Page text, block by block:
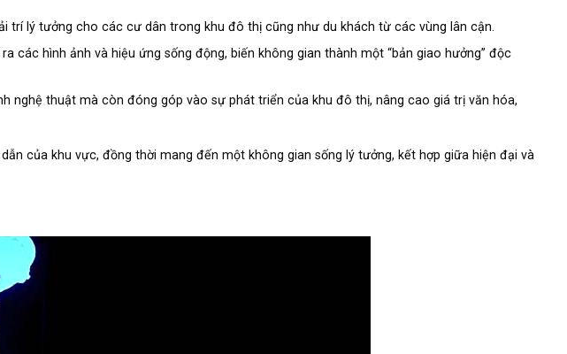
lý tưởng cho các cư dân trong khu đô thị cũng như du khách từ các vùng lân cận.
hình ảnh và hiệu ứng sống động, biến không gian thành một “bản giao hưởng” độc
nghệ thuật mà còn đóng góp vào sự phát triển của khu đô thị, nâng cao giá trị văn hóa,
của khu vực, đồng thời mang đến một không gian sống lý tưởng, kết hợp giữa hiện đại và